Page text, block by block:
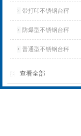
带打印不锈钢台秤
防爆型不锈钢台秤
普通型不锈钢台秤
查看全部